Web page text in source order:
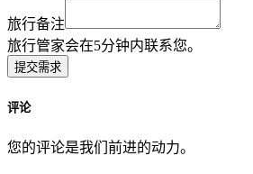
旅行备注
旅行管家会在5分钟内联系您。
提交需求
评论
您的评论是我们前进的动力。